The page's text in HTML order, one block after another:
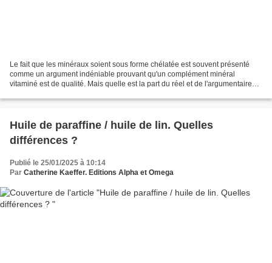
Le fait que les minéraux soient sous forme chélatée est souvent présenté
comme un argument indéniable prouvant qu'un complément minéral
vitaminé est de qualité. Mais quelle est la part du réel et de l'argumentaire
Huile de paraffine / huile de lin. Quelles
différences ?
Publié le 25/01/2025 à 10:14
Par Catherine Kaeffer. Editions Alpha et Omega